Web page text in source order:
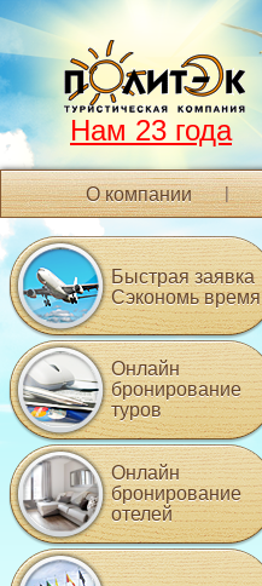
Нам 23 года
О компании
Быстрая заявка
Сэкономь время
Онлайн
бронирование
туров
Онлайн
бронирование
отелей